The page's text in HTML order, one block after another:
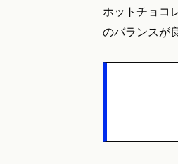
ホットチョコ
のバランスが